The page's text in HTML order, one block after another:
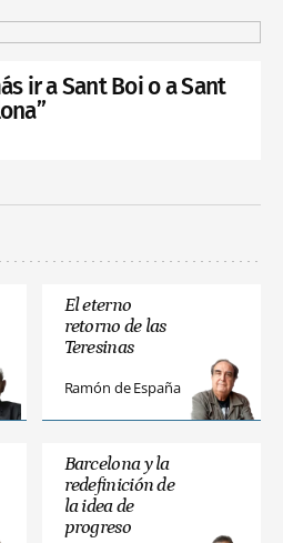
ir a Sant Boi o a Sant
El eterno
retorno de las
Teresinas
Ramón de España
Barcelona y la
redefinición de
la idea de
progreso